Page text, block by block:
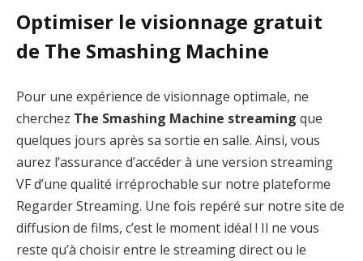
Optimiser le visionnage gratuit
de The Smashing Machine
Pour une expérience de visionnage optimale, ne
cherchez The Smashing Machine streaming que
quelques jours après sa sortie en salle. Ainsi, vous
aurez l’assurance d’accéder à une version streaming
VF d’une qualité irréprochable sur notre plateforme
Regarder Streaming. Une fois repéré sur notre site de
diffusion de films, c’est le moment idéal ! Il ne vous
reste qu’à choisir entre le streaming direct ou le